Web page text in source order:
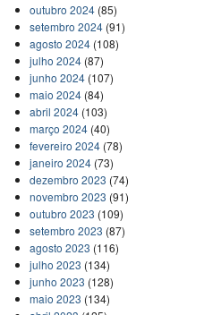
outubro 2024(85)
setembro 2024(91)
agosto 2024(108)
julho 2024(87)
junho 2024(107)
maio 2024(84)
abril 2024(103)
março 2024(40)
fevereiro 2024(78)
janeiro 2024(73)
dezembro 2023 (74)
novembro 2023 (91)
outubro 2023 (109)
setembro 2023 (87)
agosto 2023 (116)
julho 2023 (134)
junho 2023 (128)
maio 2023 (134)